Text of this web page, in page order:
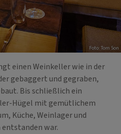
Foto: Tom Son
einen Weinkeller wie in der
gebaggert und gegraben,
Bis schließlich ein
Hügel mit gemütlichem
Küche, Weinlager und
entstanden war.